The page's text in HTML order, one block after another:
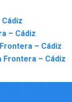
– Cádiz
– Cádiz
Frontera – Cádiz